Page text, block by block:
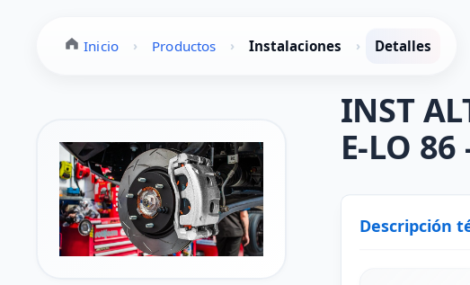
Inicio › Productos › Instalaciones › Detalles
INST
E-LO 86
Descripción